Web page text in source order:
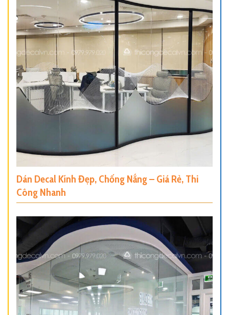
Dán Decal Kính Đẹp, Chống Nắng – Giá Rẻ, Thi
Công Nhanh